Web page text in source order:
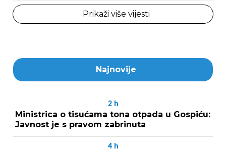
Prikaži više vijesti
Najnovije
2 h
Ministrica o tisućama tona otpada u Gospiću:
Javnost je s pravom zabrinuta
4 h